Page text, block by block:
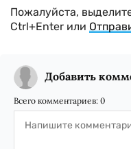
Пожалуйста,
Ctrl+Enter или
Добавить
Всего комментариев: 0